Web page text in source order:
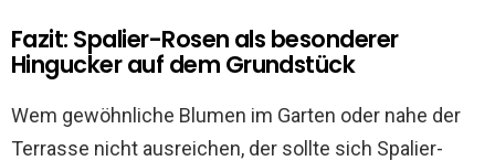
Fazit: Spalier-Rosen als besonderer
Hingucker auf dem Grundstück
Wem gewöhnliche Blumen im Garten oder nahe der
Terrasse nicht ausreichen, der sollte sich Spalier-